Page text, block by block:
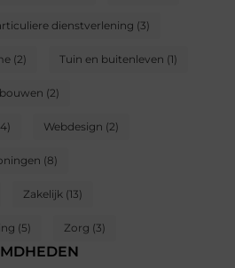
dienstverlening (3)
(2) Tuin en buitenleven (1)
(2)
Webdesign (2)
(8)
Zakelijk(13)
(5) Zorg (3)